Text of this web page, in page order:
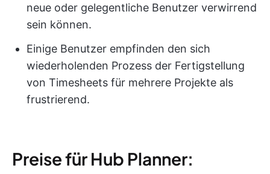
neue oder gelegentliche Benutzer verwirrend
sein können.
Einige Benutzer empfinden den sich
wiederholenden Prozess der Fertigstellung
von Timesheets für mehrere Projekte als
frustrierend.
Preise für Hub Planner: